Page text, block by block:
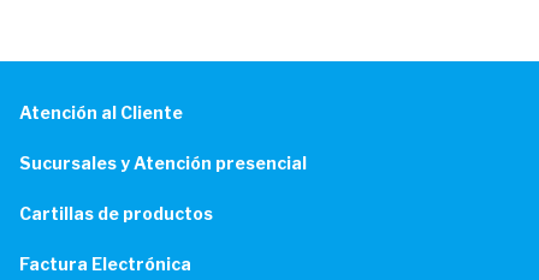
Atención al Cliente
Sucursales y Atención presencial
Cartillas de productos
Factura Electrónica